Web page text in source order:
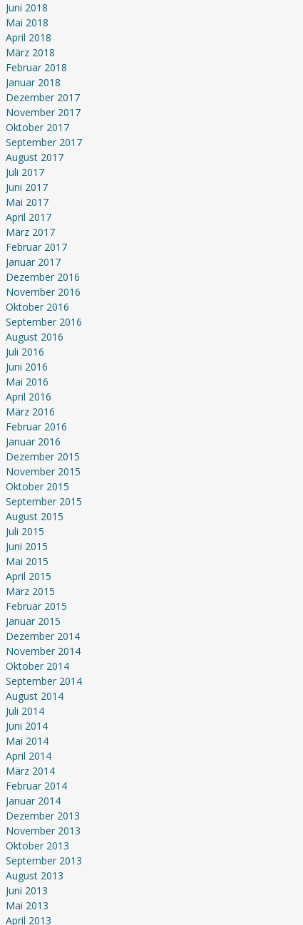
Juni 2018
Mai 2018
April 2018
März 2018
Februar 2018
Januar 2018
Dezember 2017
November 2017
Oktober 2017
September 2017
August 2017
Juli 2017
Juni 2017
Mai 2017
April 2017
März 2017
Februar 2017
Januar 2017
Dezember 2016
November 2016
Oktober 2016
September 2016
August 2016
Juli 2016
Juni 2016
Mai 2016
April 2016
März 2016
Februar 2016
Januar 2016
Dezember 2015
November 2015
Oktober 2015
September 2015
August 2015
Juli 2015
Juni 2015
Mai 2015
April 2015
März 2015
Februar 2015
Januar 2015
Dezember 2014
November 2014
Oktober 2014
September 2014
August 2014
Juli 2014
Juni 2014
Mai 2014
April 2014
März 2014
Februar 2014
Januar 2014
Dezember 2013
November 2013
Oktober 2013
September 2013
August 2013
Juni 2013
Mai 2013
April 2013